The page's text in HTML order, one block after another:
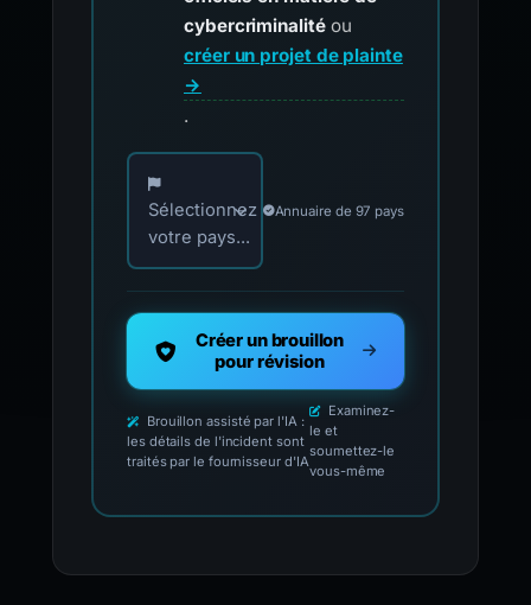
cybercriminalitéou
créer un projet de plainte
→
.
Choisissez votre pays pour les contacts
Sélectionnez
votre pays...
Annuaire de 97 pays
Créer un brouillon
pour révision
Brouillon assisté par l'IA :
les détails de l'incident sont
traités par le fournisseur d'IA
Examinez-
le et
soumettez-le
vous-même